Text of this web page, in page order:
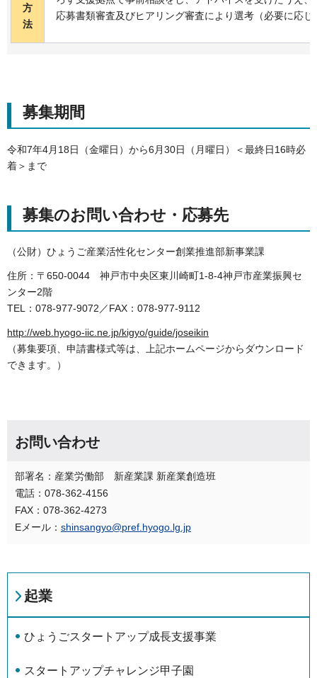
方
法
応募書類審査及びヒアリング審査により選考（必要に応
募集期間
令和7年4月18日（金曜日）から6月30日（月曜日）＜最終日16時必
着＞まで
募集のお問い合わせ・応募先
（公財）ひょうご産業活性化センター創業推進部新事業課
住所：〒650-0044 神戸市中央区東川崎町1-8-4神戸市産業振興セ
ンター2階
TEL：078-977-9072／FAX：078-977-9112
http://web.hyogo-iic.ne.jp/kigyo/guide/joseikin
（募集要項、申請書様式等は、上記ホームページからダウンロード
できます。）
お問い合わせ
部署名：産業労働部 新産業課 新産業創造班
電話：078-362-4156
FAX：078-362-4273
Eメール： shinsangyo@pref.hyogo.lg.jp
起業
ひょうごスタートアップ成長支援事業
スタートアップチャレンジ甲子園